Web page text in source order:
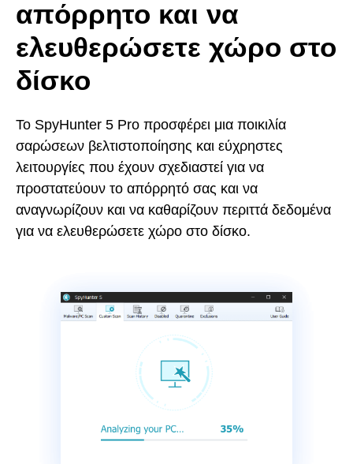
απόρρητο και να
ελευθερώσετε χώρο στο
δίσκο
Το SpyHunter 5 Pro προσφέρει μια ποικιλία
σαρώσεων βελτιστοποίησης και εύχρηστες
λειτουργίες που έχουν σχεδιαστεί για να
προστατεύουν το απόρρητό σας και να
αναγνωρίζουν και να καθαρίζουν περιττά δεδομένα
για να ελευθερώσετε χώρο στο δίσκο.